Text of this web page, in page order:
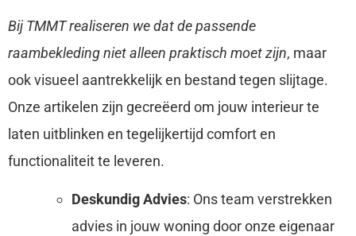
Bij TMMT realiseren we dat de passende
raambekleding niet alleen praktisch moet zijn, maar
ook visueel aantrekkelijk en bestand tegen slijtage.
Onze artikelen zijn gecreëerd om jouw interieur te
laten uitblinken en tegelijkertijd comfort en
functionaliteit te leveren.
Deskundig Advies: Ons team verstrekken
advies in jouw woning door onze eigenaar